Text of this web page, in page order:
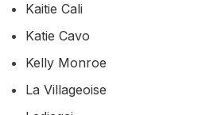
Kaitie Cali
Katie Cavo
Kelly Monroe
La Villageoise